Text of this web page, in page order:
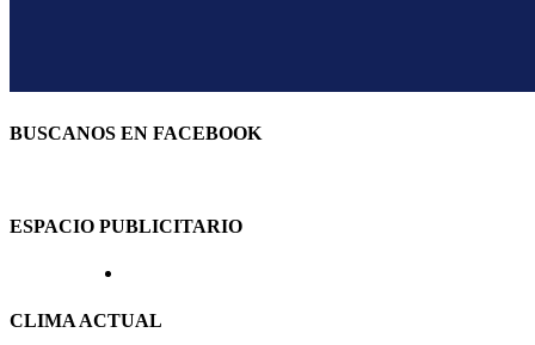
BUSCANOS EN FACEBOOK
ESPACIO PUBLICITARIO
CLIMA ACTUAL